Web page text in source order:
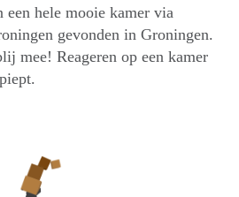
een hele mooie kamer via
gevonden in Groningen.
mee! Reageren op een kamer